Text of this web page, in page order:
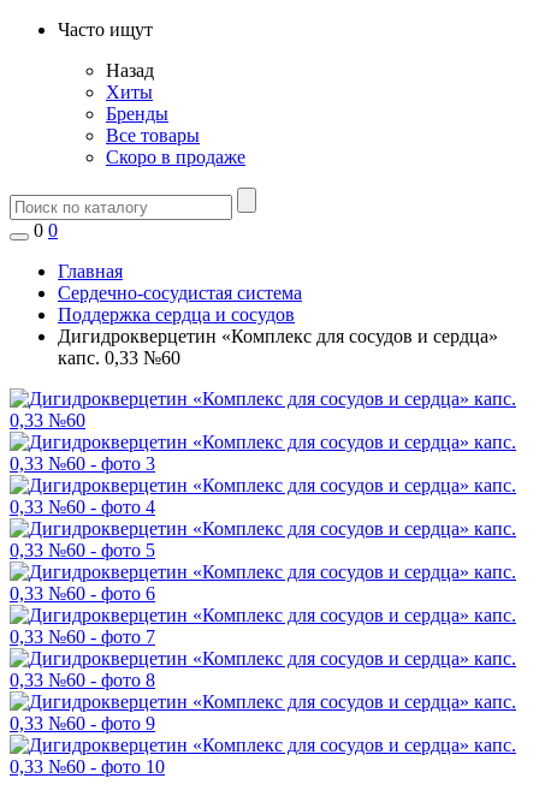
Часто ищут
Назад
Хиты
Бренды
Все товары
Скоро в продаже
0 0
Главная
Сердечно-сосудистая система
Поддержка сердца и сосудов
Дигидрокверцетин «Комплекс для сосудов и сердца»
капс. 0,33 №60